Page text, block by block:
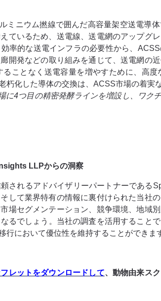
ミニウム撚線で囲んだ高容量架空送電導
ているため、送電線、送電網のアップグ
率的な送電インフラの必要性から、
開発​​などの取り組みを通じて、送電網の
ことなく送電容量を増やすために、高
化した導体の交換は、ACSS市場の着実
4つ目の精密発酵ラインを増設し、ワク
LLPからの洞察
されるアドバイザリーパートナーである
して業界特有の情報に裏付けられた当社
場セグメンテーション、競争環境、地域
るでしょう。当社の調査を活用すること
において優位性を維持することができま
レットをダウンロードして、動物由来ス